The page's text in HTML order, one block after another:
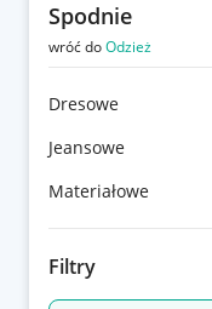
Spodnie
wróć doOdzież
Dresowe
Jeansowe
Materiałowe
Filtry